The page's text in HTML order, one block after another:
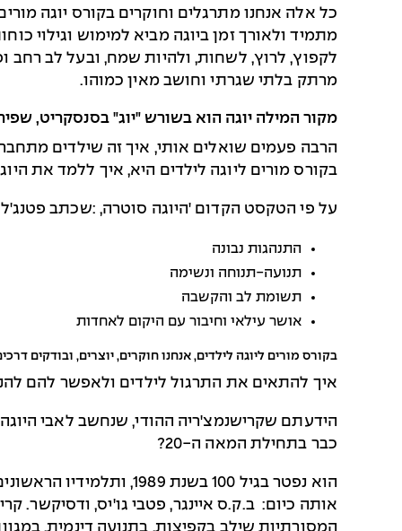
כל אלה אנחנו מתרגלים וחוקרים בקורס יוגה
מתמיד ולאורך זמן ביוגה מביא למימוש וגילוי
לקפוץ, לרוץ, לשחות, ולהיות שמח, ובעל לב רחב
מרתק בלתי שגרתי וחושב מאין כמוהו.
מקור המילה יוגה הוא בשורש "יוג" בסנסקריט,
הרבה פעמים שואלים אותי, איך זה שילדים
בקורס מורים ליוגה לילדים היא, איך ללמד את
על פי הטקסט הקדום 'היוגה סוטרה, :שכתב
התנהגות נבונה
תנועה-תנוחה ונשימה
תשומת לב והקשבה
אושר עילאי וחיבור עם היקום לאחדות
בקורס מורים ליוגה לילדים, אנחנו חוקרים, יוצרים, ובודקים
איך להתאים את התרגול לילדים ולאפשר להם
הידעתם שקרישנמצ'ריה ההודי, שנחשב לאבי
כבר בתחילת המאה ה-20?
הוא נפטר בגיל 100
אותה כיום: ב.ק.ס איינגר, פטבי גו'יס, ודסיקשר.
המסורתיות שילב בקפיצות, בתנועה דינמית,